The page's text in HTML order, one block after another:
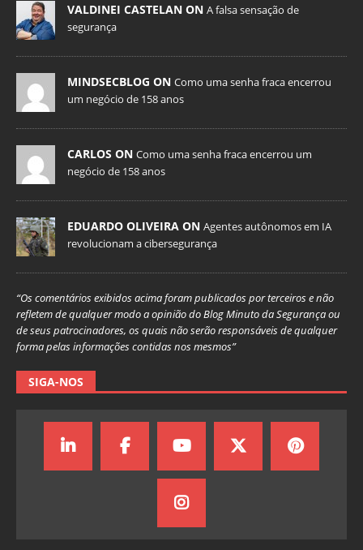
VALDINEI CASTELAN ON A falsa sensação de
segurança
MINDSECBLOG ON Como uma senha fraca encerrou
um negócio de 158 anos
CARLOS ON Como uma senha fraca encerrou um
negócio de 158 anos
EDUARDO OLIVEIRA ON Agentes autônomos em IA
revolucionam a cibersegurança
“Os comentários exibidos acima foram publicados por terceiros e não
refletem de qualquer modo a opinião do Blog Minuto da Segurança ou
de seus patrocinadores, os quais não serão responsáveis de qualquer
forma pelas informações contidas nos mesmos”
SIGA-NOS